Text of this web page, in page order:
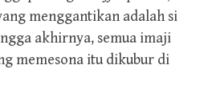
menggantikan adalah si
akhirnya, semua imaji
memesona itu dikubur di